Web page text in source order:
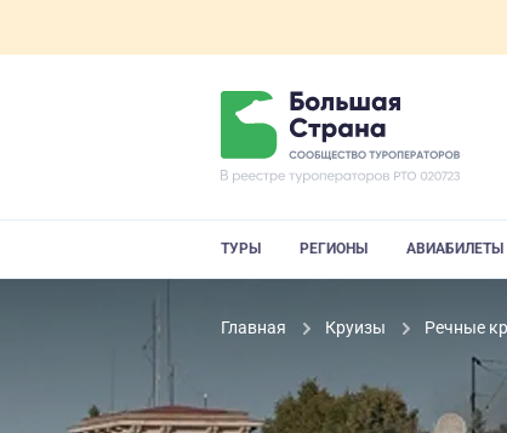
ТУРЫ РЕГИОНЫ АВИАБИЛЕТЫ
Главная Круизы Речные